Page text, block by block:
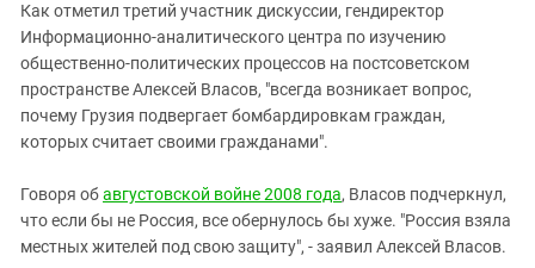
Как отметил третий участник дискуссии, гендиректор
Информационно-аналитического центра по изучению
общественно-политических процессов на постсоветском
пространстве Алексей Власов, "всегда возникает вопрос,
почему Грузия подвергает бомбардировкам граждан,
которых считает своими гражданами".
Говоря обавгустовской войне 2008 года, Власов подчеркнул,
что если бы не Россия, все обернулось бы хуже. "Россия взяла
местных жителей под свою защиту", - заявил Алексей Власов.